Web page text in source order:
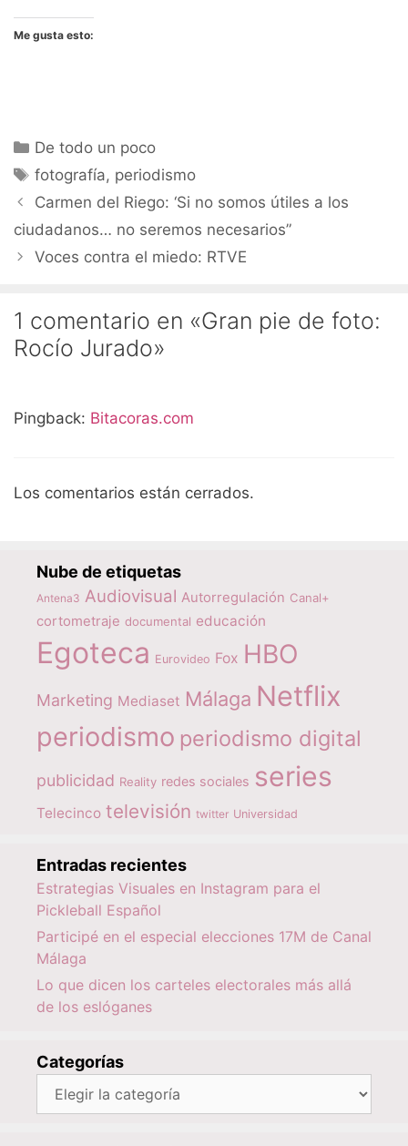
Me gusta esto:
Categorías
De todo un poco
Etiquetas
fotografía, periodismo
Carmen del Riego: ‘Si no somos útiles a los
ciudadanos… no seremos necesarios”
Voces contra el miedo: RTVE
1 comentario en «Gran pie de foto:
Rocío Jurado»
Pingback: Bitacoras.com
Los comentarios están cerrados.
Nube de etiquetas
Antena3 Audiovisual Autorregulación Canal+
cortometraje documental educación
Egoteca Eurovideo Fox HBO
Marketing Mediaset Málaga Netflix
periodismo periodismo digital
publicidad Reality redes sociales series
Telecinco televisión twitter Universidad
Entradas recientes
Estrategias Visuales en Instagram para el
Pickleball Español
Participé en el especial elecciones 17M de Canal
Málaga
Lo que dicen los carteles electorales más allá
de los eslóganes
Categorías
Categorías